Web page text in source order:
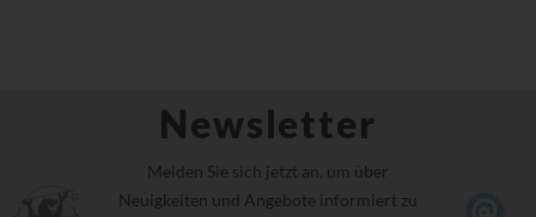
Newsletter
Melden Sie sich jetzt an, um über
Neuigkeiten und Angebote informiert zu